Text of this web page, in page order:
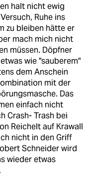
halt nicht ewig
Ruhe ins
zu bleiben hätte er
mach mich nicht
müssen. Döpfner
wie "sauberem"
dem Anschein
mit der
Das
einfach nicht
Crash- Trash bei
Reichelt auf Krawall
nicht in den Griff
Schneider wird
wieder etwas